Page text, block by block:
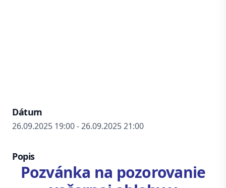
Dátum
26.09.2025 19:00 - 26.09.2025 21:00
Popis
Pozvánka na pozorovanie